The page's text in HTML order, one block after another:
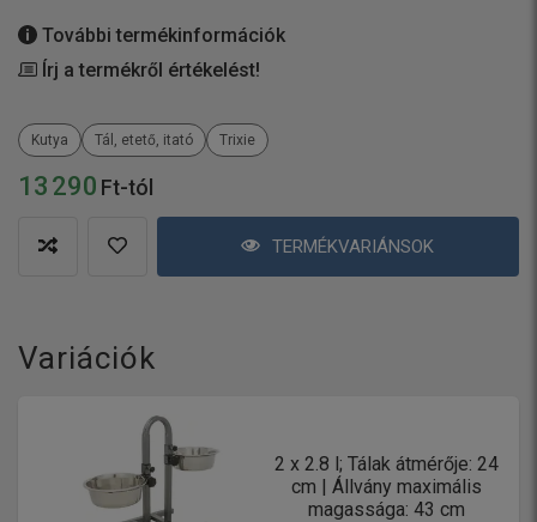
13 290 Ft-tól
TERMÉKVARIÁNSOK
További termékinformációk
Írj a termékről értékelést!
Kutya Tál, etető, itató Trixie
Variációk
2 x 2.8 l; Tálak átmérője: 24
cm | Állvány maximális
magassága: 43 cm